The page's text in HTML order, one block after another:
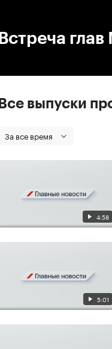
Встреча
Все выпуски
За все время
4:58
5:01